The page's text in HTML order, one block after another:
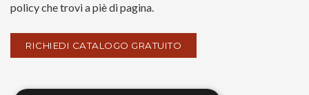
policy che trovi a piè di pagina.